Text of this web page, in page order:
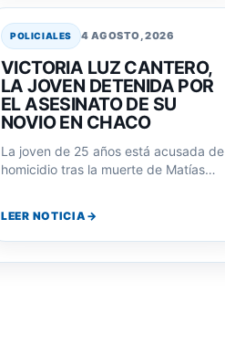
POLICIALES 4 AGOSTO, 2026
VICTORIA LUZ CANTERO,
LA JOVEN DETENIDA POR
EL ASESINATO DE SU
NOVIO EN CHACO
La joven de 25 años está acusada de
homicidio tras la muerte de Matías
LEER NOTICIA